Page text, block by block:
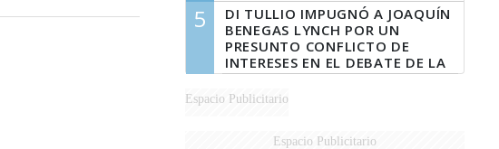
5
DI TULLIO IMPUGNÓ A JOAQUÍN
BENEGAS LYNCH POR UN
PRESUNTO CONFLICTO DE
INTERESES EN EL DEBATE DE LA
LEY DE TIERRAS
Espacio Publicitario
Espacio Publicitario